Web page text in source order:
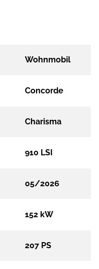
Wohnmobil
Concorde
Charisma
910 LSI
05/2026
152 kW
207 PS